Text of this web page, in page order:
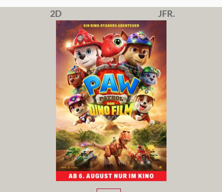
2D JFR.